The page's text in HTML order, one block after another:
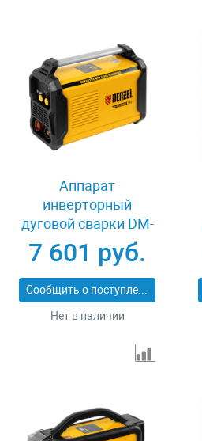
Аппарат
инверторный
дуговой сварки DM-
180 Standart, 180 А,
ПВ 60% Denzel 94324
7 601 руб.
Сообщить о поступлении
Нет в наличии